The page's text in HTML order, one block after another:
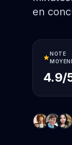
en
NOTE
4.9/